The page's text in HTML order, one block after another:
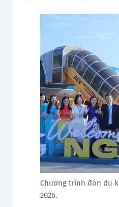
Chương trình đón du
2026.